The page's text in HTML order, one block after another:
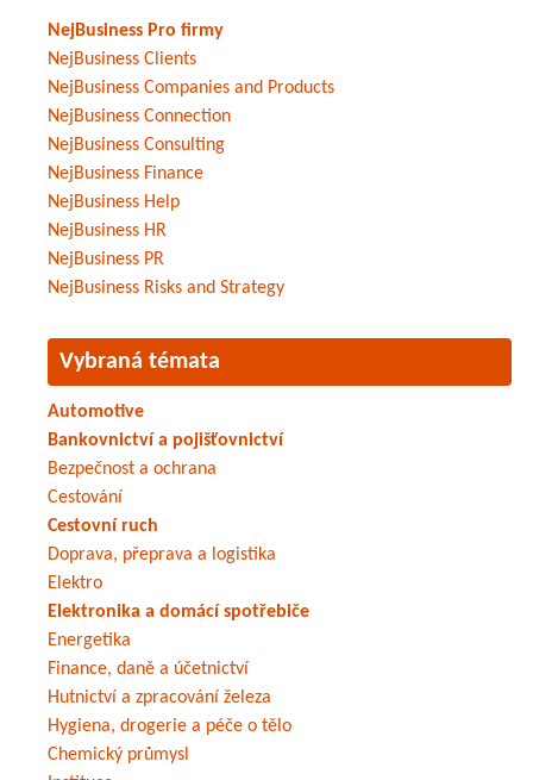
NejBusiness Pro firmy
NejBusiness Clients
NejBusiness Companies and Products
NejBusiness Connection
NejBusiness Consulting
NejBusiness Finance
NejBusiness Help
NejBusiness HR
NejBusiness PR
NejBusiness Risks and Strategy
Vybraná témata
Automotive
Bankovnictví a pojišťovnictví
Bezpečnost a ochrana
Cestování
Cestovní ruch
Doprava, přeprava a logistika
Elektro
Elektronika a domácí spotřebiče
Energetika
Finance, daně a účetnictví
Hutnictví a zpracování železa
Hygiena, drogerie a péče o tělo
Chemický průmysl